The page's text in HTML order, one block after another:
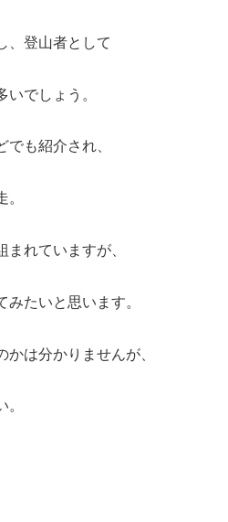
、登山者として
いでしょう。
も紹介され、
れていますが、
たいと思います。
は分かりませんが、